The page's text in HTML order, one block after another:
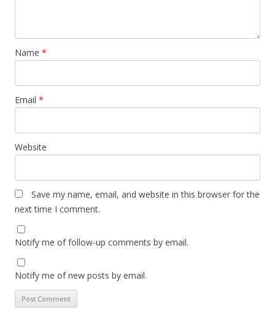
Name *
Email *
Website
Save my name, email, and website in this browser for the
next time I comment.
Notify me of follow-up comments by email.
Notify me of new posts by email.